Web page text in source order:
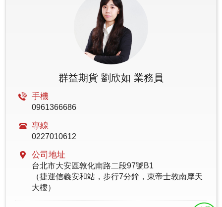
群益期貨 劉欣如 業務員
手機
0961366686
專線
0227010612
公司地址
台北市大安區敦化南路二段97號B1
（捷運信義安和站，步行7分鐘，東帝士敦南摩天
大樓）